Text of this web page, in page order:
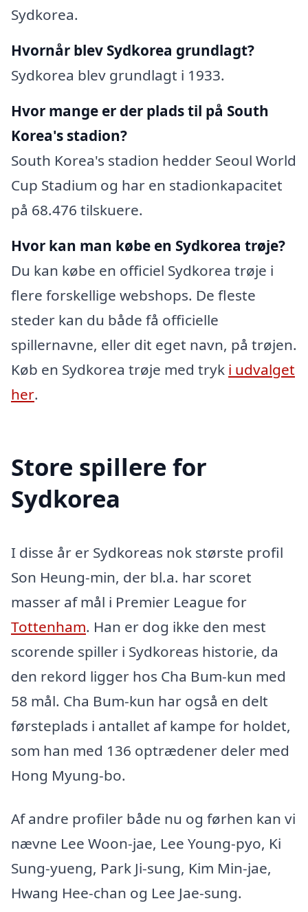
Sydkorea.
Hvornår blev Sydkorea grundlagt?
Sydkorea blev grundlagt i 1933.
Hvor mange er der plads til på South
Korea's stadion?
South Korea's stadion hedder Seoul World
Cup Stadium og har en stadionkapacitet
på 68.476 tilskuere.
Hvor kan man købe en Sydkorea trøje?
Du kan købe en officiel Sydkorea trøje i
flere forskellige webshops. De fleste
steder kan du både få officielle
spillernavne, eller dit eget navn, på trøjen.
Køb en Sydkorea trøje med tryk i udvalget
her.
Store spillere for
Sydkorea
I disse år er Sydkoreas nok største profil
Son Heung-min, der bl.a. har scoret
masser af mål i Premier League for
Tottenham. Han er dog ikke den mest
scorende spiller i Sydkoreas historie, da
den rekord ligger hos Cha Bum-kun med
58 mål. Cha Bum-kun har også en delt
førsteplads i antallet af kampe for holdet,
som han med 136 optrædener deler med
Hong Myung-bo.
Af andre profiler både nu og førhen kan vi
nævne Lee Woon-jae, Lee Young-pyo, Ki
Sung-yueng, Park Ji-sung, Kim Min-jae,
Hwang Hee-chan og Lee Jae-sung.